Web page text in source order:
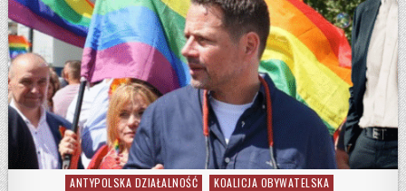
Posted in
ANTYPOLSKA DZIAŁALNOŚĆ
KOALICJA OBYWATELSKA